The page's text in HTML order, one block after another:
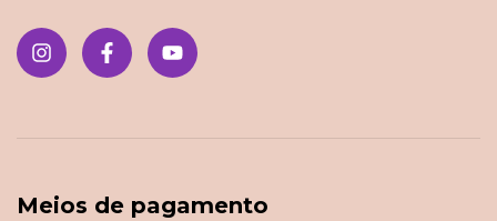
Meios de pagamento